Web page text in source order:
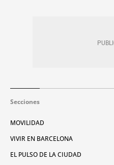
Secciones
MOVILIDAD
VIVIR EN BARCELONA
EL PULSO DE LA CIUDAD